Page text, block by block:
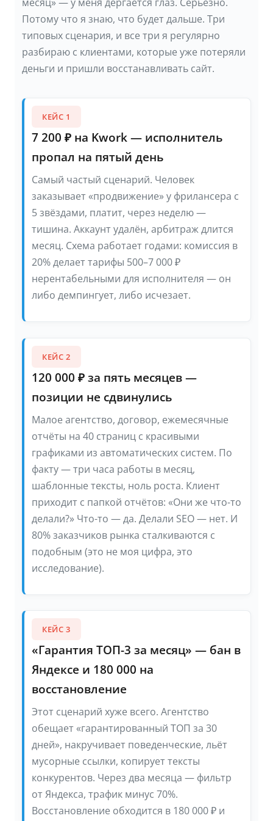
Потому что я знаю, что будет дальше. Три
типовых сценария, и все три я регулярно
разбираю с клиентами, которые уже потеряли
деньги и пришли восстанавливать сайт.
КЕЙС 1
7 200 ₽ на Kwork — исполнитель
пропал на пятый день
Самый частый сценарий. Человек
заказывает «продвижение» у фрилансера с
5 звёздами, платит, через неделю —
тишина. Аккаунт удалён, арбитраж длится
месяц. Схема работает годами: комиссия в
20% делает тарифы 500–7 000 ₽
нерентабельными для исполнителя — он
либо демпингует, либо исчезает.
КЕЙС 2
120 000 ₽ за пять месяцев —
позиции не сдвинулись
Малое агентство, договор, ежемесячные
отчёты на 40 страниц с красивыми
графиками из автоматических систем. По
факту — три часа работы в месяц,
шаблонные тексты, ноль роста. Клиент
приходит с папкой отчётов: «Они же что-то
делали?» Что-то — да. Делали SEO — нет. И
80% заказчиков рынка сталкиваются с
подобным (это не моя цифра, это
исследование).
КЕЙС 3
«Гарантия ТОП-3 за месяц» — бан в
Яндексе и 180 000 на
восстановление
Этот сценарий хуже всего. Агентство
обещает «гарантированный ТОП за 30
дней», накручивает поведенческие, льёт
мусорные ссылки, копирует тексты
конкурентов. Через два месяца — фильтр
от Яндекса, трафик минус 70%.
Восстановление обходится в 180 000 ₽ и